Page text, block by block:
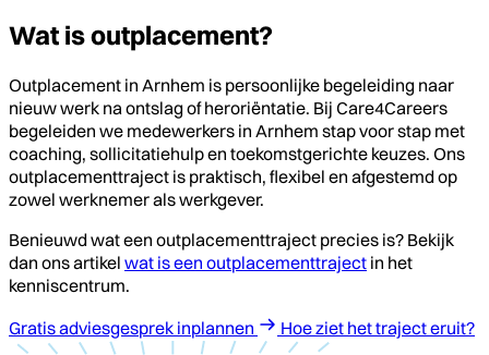
Wat is outplacement?
Outplacement in Arnhem is persoonlijke begeleiding naar
nieuw werk na ontslag of heroriëntatie. Bij Care4Careers
begeleiden we medewerkers in Arnhem stap voor stap met
coaching, sollicitatiehulp en toekomstgerichte keuzes. Ons
outplacementtraject is praktisch, flexibel en afgestemd op
zowel werknemer als werkgever.
Benieuwd wat een outplacementtraject precies is? Bekijk
dan ons artikel wat is een outplacementtraject in het
kenniscentrum.
Gratis adviesgesprek inplannen
Hoe ziet het traject eruit?